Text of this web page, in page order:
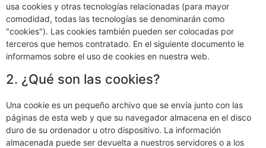
usa cookies y otras tecnologías relacionadas (para mayor
comodidad, todas las tecnologías se denominarán como
"cookies"). Las cookies también pueden ser colocadas por
terceros que hemos contratado. En el siguiente documento le
informamos sobre el uso de cookies en nuestra web.
2. ¿Qué son las cookies?
Una cookie es un pequeño archivo que se envía junto con las
páginas de esta web y que su navegador almacena en el disco
duro de su ordenador u otro dispositivo. La información
almacenada puede ser devuelta a nuestros servidores o a los